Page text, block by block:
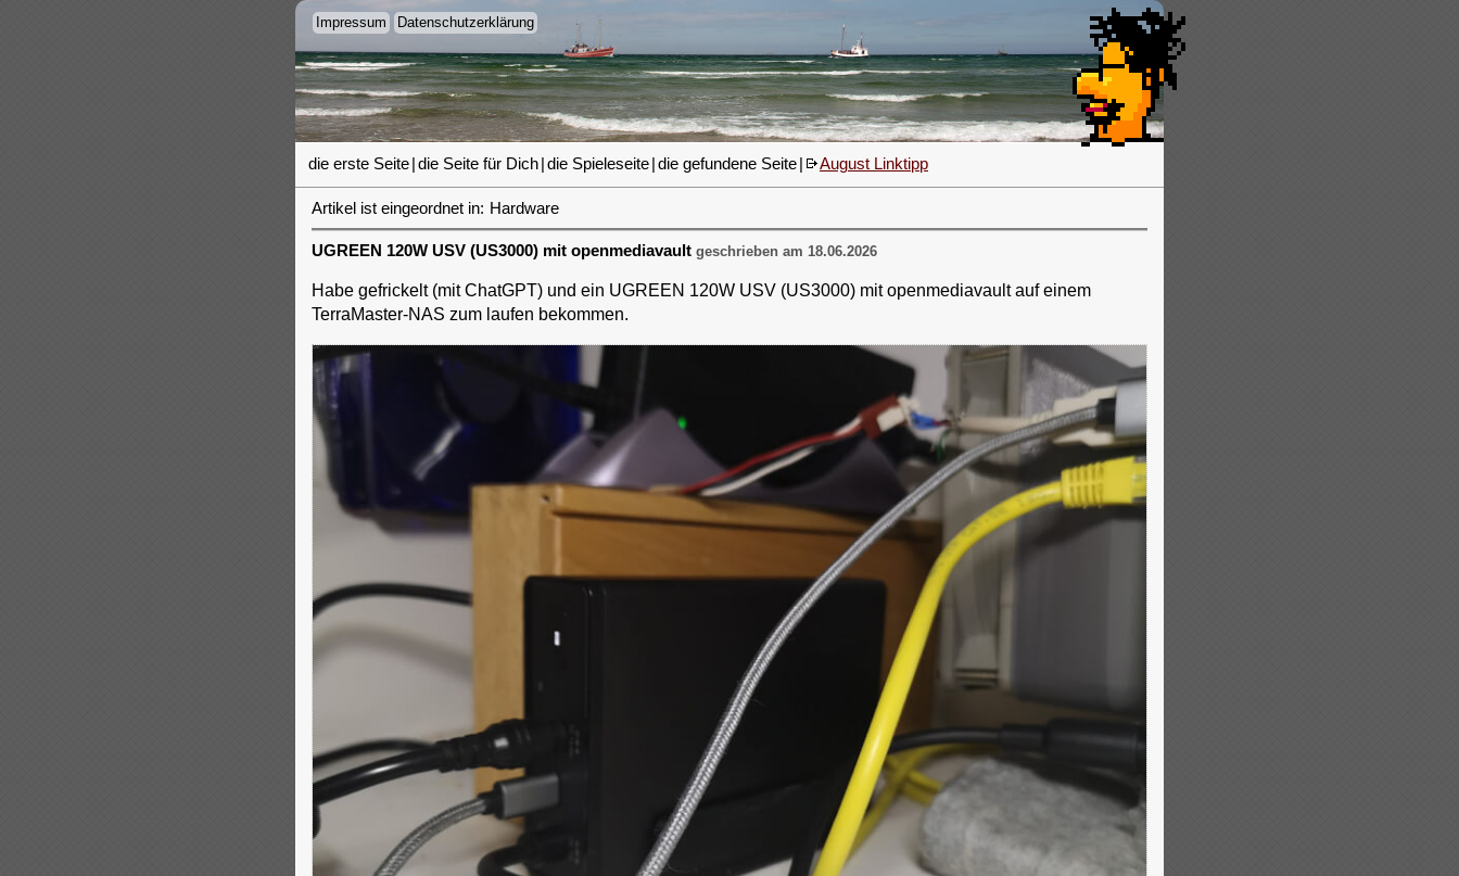
Impressum Datenschutzerklärung
die erste Seite die Seite für Dich die Spieleseite die gefundene Seite August Linktipp
Artikel ist eingeordnet in: Hardware
UGREEN 120W USV (US3000) mit openmediavault geschrieben am 18.06.2026
Habe gefrickelt (mit ChatGPT) und ein UGREEN 120W USV (US3000) mit openmediavault auf einem
TerraMaster-NAS zum laufen bekommen.